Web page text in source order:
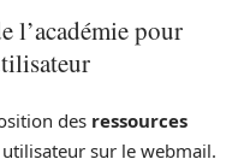
l’académie pour
des ressources
sur le webmail.